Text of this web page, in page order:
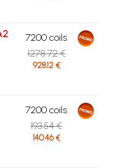
7200 coils
1278.72 €
928.12 €
7200 coils
193.54 €
140.46 €